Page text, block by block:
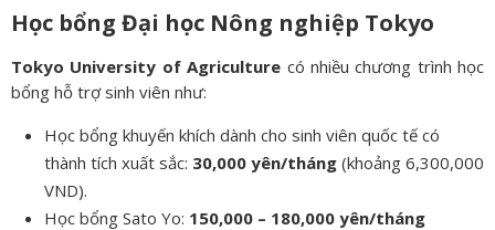
Học bổng Đại học Nông nghiệp Tokyo
Tokyo University of Agriculture có nhiều chương trình học
bổng hỗ trợ sinh viên như:
Học bổng khuyến khích dành cho sinh viên quốc tế có
thành tích xuất sắc: 30,000 yên/tháng (khoảng 6,300,000
VND).
Học bổng Sato Yo: 150,000 – 180,000 yên/tháng